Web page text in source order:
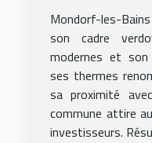
se tourner ?
Mondorf-les-
son cadre
modernes et son
ses thermes
sa proximité
commune attire
investisseurs.